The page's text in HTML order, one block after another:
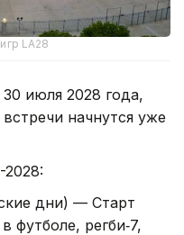
LA28
июля 2028 года,
начнутся уже
дни) — Старт
футболе, регби‑7,